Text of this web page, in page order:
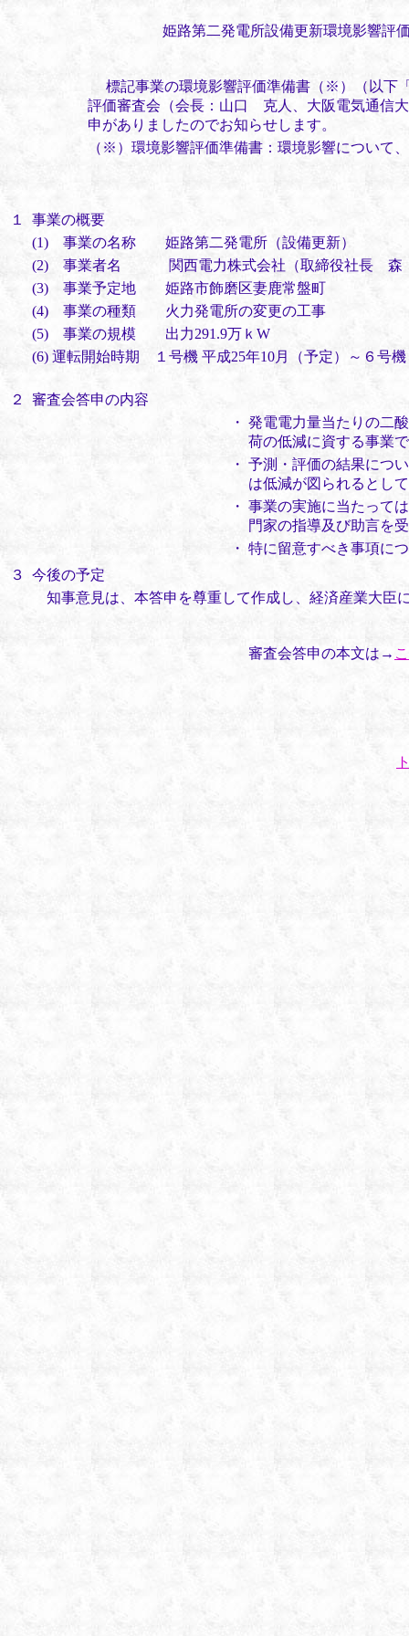
姫路第二発電所設備更新環境影響評
標記事業の環境影響評価準備書（※）（以下
評価審査会（会長：山口 克人、大阪電気通信
申がありましたのでお知らせします。
（※）環境影響評価準備書：環境影響について
１
事業の概要
(1) 事業の名称 姫路第二発電所（設備更
(2) 事業者名 関西電力株式会社（取締役社長 森
(3) 事業予定地 姫路市飾磨区妻鹿常盤町
(4) 事業の種類 火力発電所の変更の工事
(5) 事業の規模 出力291.9万ｋW
(6) 運転開始時期 １号機 平成25年10月（予定）～６号機
２
審査会答申の内容
・ 発電電力量当たりの二
荷の低減に資する事業
・ 予測・評価の結果につ
は低減が図られるとし
・ 事業の実施に当たって
門家の指導及び助言を
・ 特に留意すべき事項に
３
今後の予定
知事意見は、本答申を尊重して作成し、経済産業大臣
審査会答申の本文は→